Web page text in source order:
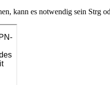
kann es notwendig sein Strg